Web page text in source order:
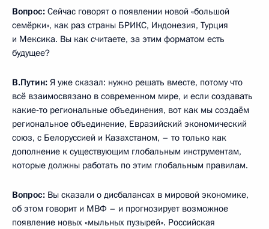
Вопрос: Сейчас говорят о появлении новой «большой
семёрки», как раз страны БРИКС, Индонезия, Турция
и Мексика. Вы как считаете, за этим форматом есть
будущее?
В.Путин: Я уже сказал: нужно решать вместе, потому что
всё взаимосвязано в современном мире, и если создавать
какие‑то региональные объединения, вот как мы создаём
региональное объединение, Евразийский экономический
союз, с Белоруссией и Казахстаном, – то только как
дополнение к существующим глобальным инструментам,
которые должны работать по этим глобальным правилам.
Вопрос: Вы сказали о дисбалансах в мировой экономике,
об этом говорит и МВФ – и прогнозирует возможное
появление новых «мыльных пузырей». Российская